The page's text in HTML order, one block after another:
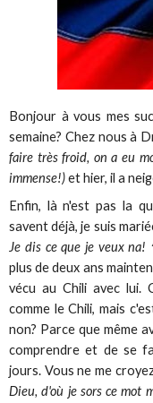
Bonjour à vous mes
semaine? Chez nous à
faire très froid, on a eu
immense!)et hier, il a
Enfin, là n'est pas la
savent déjà, je suis
Je dis ce que je veux na!
plus de deux ans
vécu au Chili avec lui.
comme le Chili, mais
non? Parce que même
comprendre et de se
jours. Vous ne me
Dieu, d'où je sors ce mot